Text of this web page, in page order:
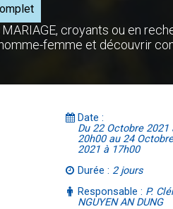
croyants ou en
femme et découvrir
Date :
Du 22 Octobre 2021
20h00 au 24
2021 à 17h00
Durée : 2 jours
Responsable : P.
NGUYEN AN DUNG